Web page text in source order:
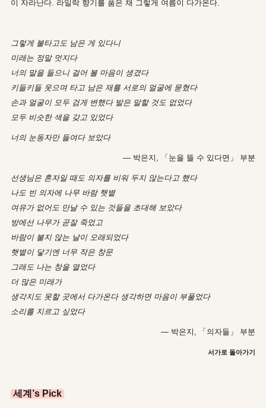
이 자라난다. 라일락 향기를 품은 채 그렇게 여름이 다가온다.
그렇게 불타고도 남은 게 있다니
미래는 정말 멋지다
너의 말을 들으니 걸어 볼 마음이 생겼다
키들키들 웃으며 타고 남은 재를 서로의 얼굴에 묻혔다
손과 얼굴이 모두 검게 변했다 발은 말할 것도 없었다
모두 비슷한 색을 갖고 있었다
너의 눈동자만 들여다 보았다
― 박은지, 「눈을 뜰 수 있다면」 부분
선생님은 혼자일 때도 의자를 비워 두지 않는다고 했다
나도 빈 의자에 나무 바람 햇볕
여유가 없어도 만날 수 있는 것들을 초대해 보았다
방에선 나무가 곧잘 죽었고
바람이 불지 않는 날이 오래되었다
햇볕이 닿기엔 너무 작은 창문
그래도 나는 창을 열었다
더 많은 미래가
생각지도 못할 곳에서 다가온다 생각하면 마음이 부풀었다
소리를 지르고 싶었다
― 박은지, 「의자들」 부분
서가로 돌아가기
세계’s Pick